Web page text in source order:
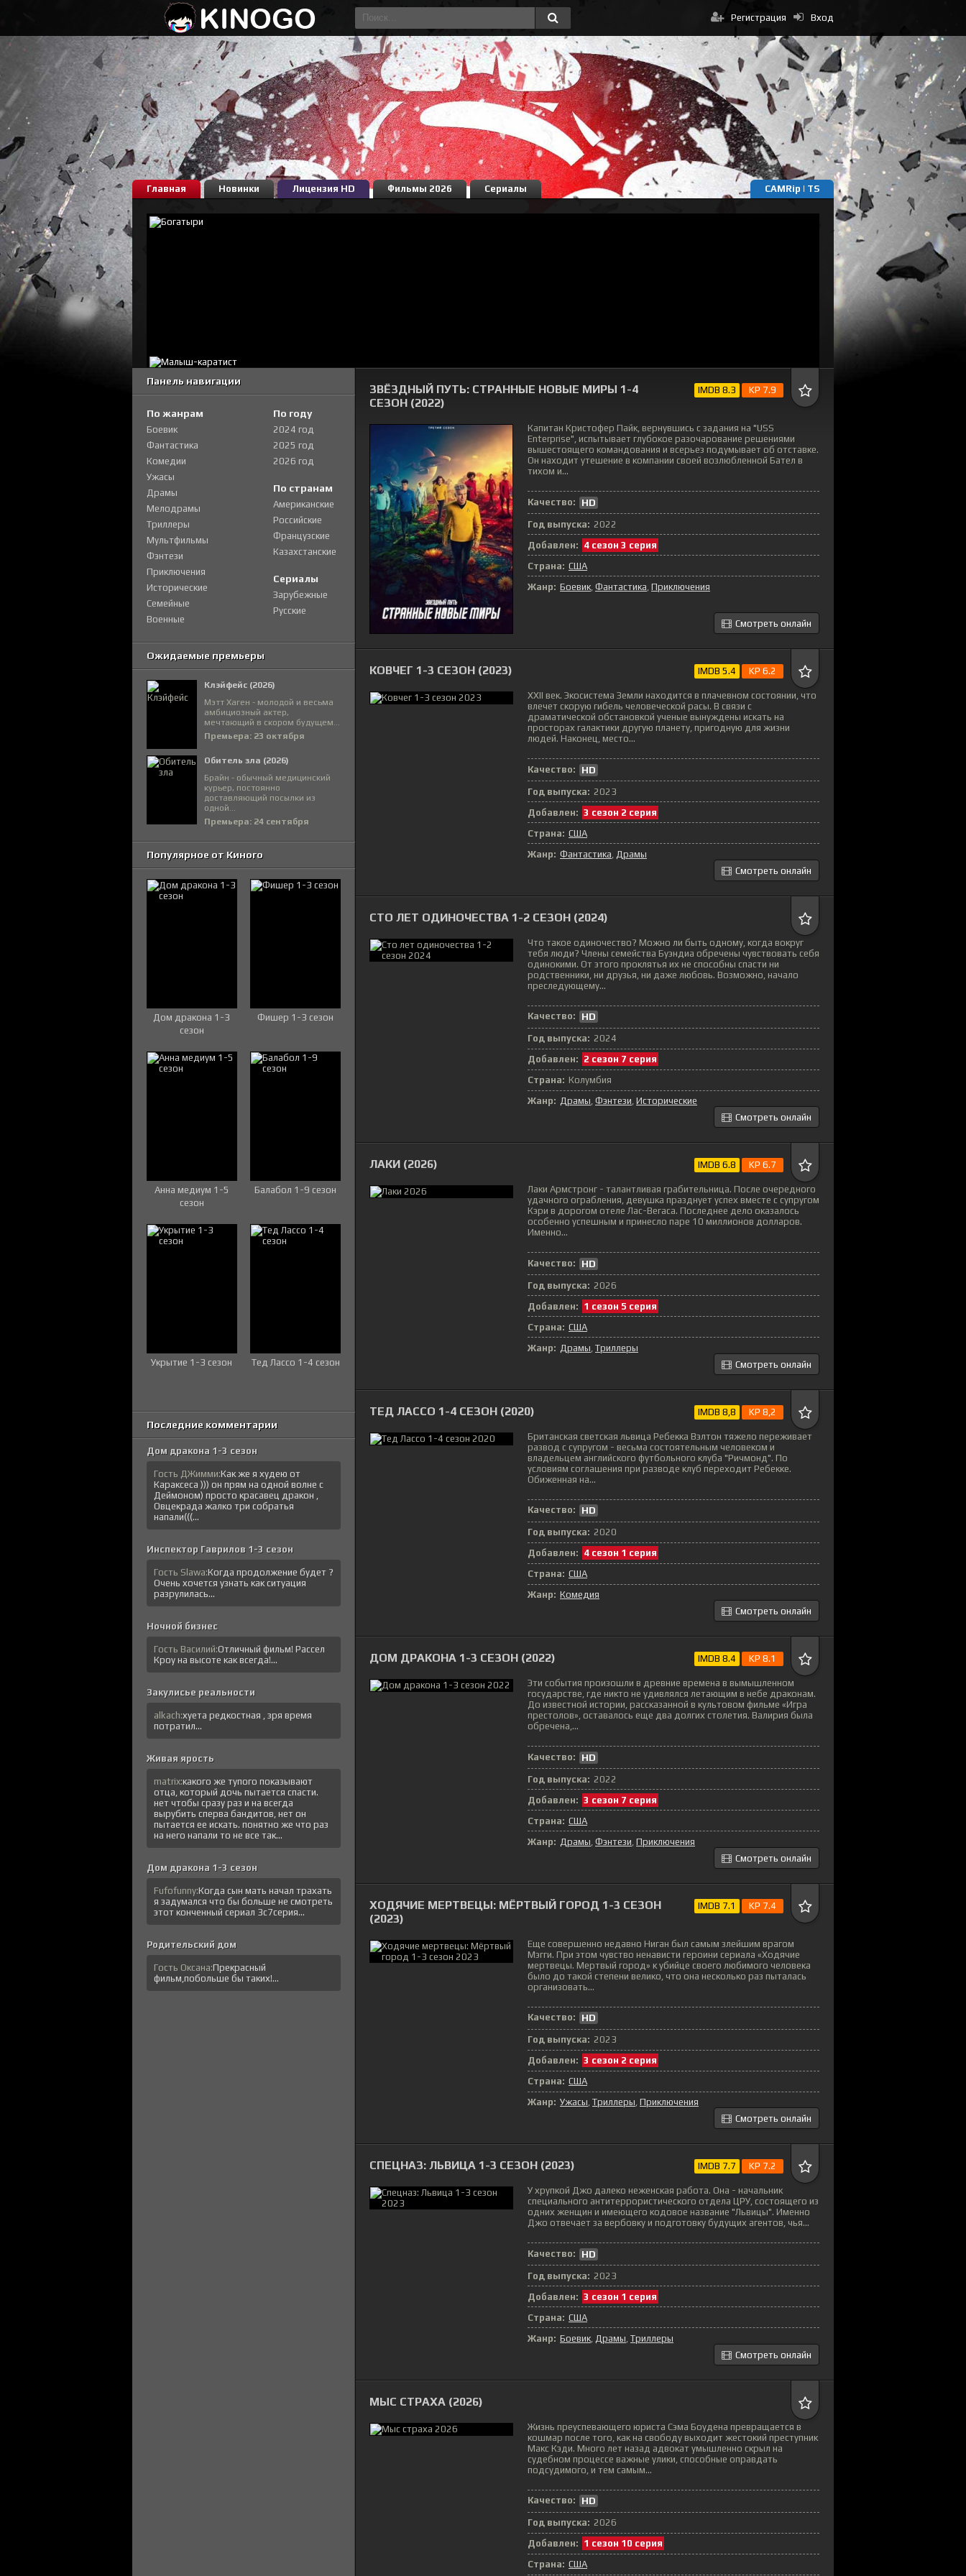
Вход
Регистрация
Главная Новинки Лицензия HD Фильмы 2026 Сериалы CAMRip | TS
ЗВЁЗДНЫЙ ПУТЬ: СТРАННЫЕ НОВЫЕ МИРЫ 1-4
СЕЗОН (2022)
IMDB 8.3 KP 7.9
Капитан Кристофер Пайк, вернувшись с задания на "USS
Enterprise", испытывает глубокое разочарование решениями
вышестоящего командования и всерьез подумывает об отставке.
Он находит утешение в компании своей возлюбленной Бател в
тихом и...
Качество:
HD
Год выпуска: 2022
Добавлен: 4 сезон 3 серия
Страна: США
Жанр: Боевик Фантастика Приключения
Смотреть онлайн
КОВЧЕГ 1-3 СЕЗОН (2023) IMDB 5.4 KP 6.2
ХХII век. Экосистема Земли находится в плачевном состоянии, что
влечет скорую гибель человеческой расы. В связи с
драматической обстановкой ученые вынуждены искать на
просторах галактики другую планету, пригодную для жизни
людей. Наконец, место...
Качество:
HD
Год выпуска: 2023
Добавлен: 3 сезон 2 серия
Страна: США
Жанр: Фантастика Драмы
Смотреть онлайн
СТО ЛЕТ ОДИНОЧЕСТВА 1-2 СЕЗОН (2024)
Что такое одиночество? Можно ли быть одному, когда вокруг
тебя люди? Члены семейства Буэндиа обречены чувствовать себя
одинокими. От этого проклятья их не способны спасти ни
родственники, ни друзья, ни даже любовь. Возможно, начало
преследующему...
Качество:
HD
Год выпуска: 2024
Добавлен: 2 сезон 7 серия
Страна: Колумбия
Жанр: Драмы Фэнтези Исторические
Смотреть онлайн
ЛАКИ (2026) IMDB 6.8 KP 6.7
Лаки Армстронг - талантливая грабительница. После очередного
удачного ограбления, девушка празднует успех вместе с супругом
Кэри в дорогом отеле Лас-Вегаса. Последнее дело оказалось
особенно успешным и принесло паре 10 миллионов долларов.
Именно...
Качество:
HD
Год выпуска: 2026
Добавлен: 1 сезон 5 серия
Страна: США
Жанр: Драмы Триллеры
Смотреть онлайн
ТЕД ЛАССО 1-4 СЕЗОН (2020) IMDB 8,8 KP 8,2
Британская светская львица Ребекка Вэлтон тяжело переживает
развод с супругом - весьма состоятельным человеком и
владельцем английского футбольного клуба "Ричмонд". По
условиям соглашения при разводе клуб переходит Ребекке.
Обиженная на...
Качество:
HD
Год выпуска: 2020
Добавлен: 4 сезон 1 серия
Страна: США
Жанр: Комедия
Смотреть онлайн
ДОМ ДРАКОНА 1-3 СЕЗОН (2022) IMDB 8.4 KP 8.1
Эти события произошли в древние времена в вымышленном
государстве, где никто не удивлялся летающим в небе драконам.
До известной истории, рассказанной в культовом фильме «Игра
престолов», оставалось еще два долгих столетия. Валирия была
обречена,...
Качество:
HD
Год выпуска: 2022
Добавлен: 3 сезон 7 серия
Страна: США
Жанр: Драмы Фэнтези Приключения
Смотреть онлайн
ХОДЯЧИЕ МЕРТВЕЦЫ: МЁРТВЫЙ ГОРОД 1-3 СЕЗОН
(2023)
IMDB 7.1 KP 7.4
Еще совершенно недавно Ниган был самым злейшим врагом
Мэгги. При этом чувство ненависти героини сериала «Ходячие
мертвецы. Мертвый город» к убийце своего любимого человека
было до такой степени велико, что она несколько раз пыталась
организовать...
Качество:
HD
Год выпуска: 2023
Добавлен: 3 сезон 2 серия
Страна: США
Жанр: Ужасы Триллеры Приключения
Смотреть онлайн
СПЕЦНАЗ: ЛЬВИЦА 1-3 СЕЗОН (2023) IMDB 7.7 KP 7.2
У хрупкой Джо далеко неженская работа. Она - начальник
специального антитеррористического отдела ЦРУ, состоящего из
одних женщин и имеющего кодовое название "Львицы". Именно
Джо отвечает за вербовку и подготовку будущих агентов, чья...
Качество:
HD
Год выпуска: 2023
Добавлен: 3 сезон 1 серия
Страна: США
Жанр: Боевик Драмы Триллеры
Смотреть онлайн
МЫС СТРАХА (2026)
Жизнь преуспевающего юриста Сэма Боудена превращается в
кошмар после того, как на свободу выходит жестокий преступник
Макс Кэди. Много лет назад адвокат умышленно скрыл на
судебном процессе важные улики, способные оправдать
подсудимого, и тем самым...
Качество:
HD
Год выпуска: 2026
Добавлен: 1 сезон 10 серия
Страна: США
Панель навигации
По жанрам
Боевик
Фантастика
Комедии
Ужасы
Драмы
Мелодрамы
Триллеры
Мультфильмы
Фэнтези
Приключения
Исторические
Семейные
Военные
По году
2024 год
2025 год
2026 год
По странам
Американские
Российские
Французские
Казахстанские
Сериалы
Зарубежные
Русские
Ожидаемые премьеры
Клэйфейс (2026)
Мэтт Хаген - молодой и весьма
амбициозный актер,
мечтающий в скором будущем...
Премьера: 23 октября
Обитель зла (2026)
Брайн - обычный медицинский
курьер, постоянно
доставляющий посылки из
одной...
Премьера: 24 сентября
Популярное от Киного
Дом дракона 1-3
сезон
Фишер 1-3 сезон
Анна медиум 1-5
сезон
Балабол 1-9 сезон
Укрытие 1-3 сезон Тед Лассо 1-4 сезон
Последние комментарии
Дом дракона 1-3 сезон
Гость ДЖимми:Как же я худею от
Караксеса ))) он прям на одной волне с
Деймоном) просто красавец дракон ,
Овцекрада жалко три собратья
напали(((...
Инспектор Гаврилов 1-3 сезон
Гость Slawa:Когда продолжение будет ?
Очень хочется узнать как ситуация
разрулилась...
Ночной бизнес
Гость Василий:Отличный фильм! Рассел
Кроу на высоте как всегда!...
Закулисье реальности
alkach:хуета редкостная , зря время
потратил...
Живая ярость
matrix:какого же тупого показывают
отца, который дочь пытается спасти.
нет чтобы сразу раз и на всегда
вырубить сперва бандитов, нет он
пытается ее искать. понятно же что раз
на него напали то не все так...
Дом дракона 1-3 сезон
Fufofunny:Когда сын мать начал трахать
я задумался что бы больше не смотреть
этот конченный сериал 3с7серия...
Родительский дом
Гость Оксана:Прекрасный
фильм,побольше бы таких!...